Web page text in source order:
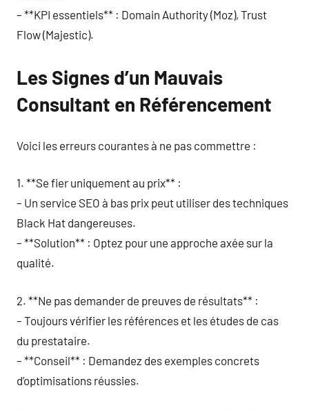
– **KPI essentiels** : Domain Authority (Moz), Trust
Flow (Majestic).
Les Signes d’un Mauvais
Consultant en Référencement
Voici les erreurs courantes à ne pas commettre :
1. **Se fier uniquement au prix** :
– Un service SEO à bas prix peut utiliser des techniques
Black Hat dangereuses.
– **Solution** : Optez pour une approche axée sur la
qualité.
2. **Ne pas demander de preuves de résultats** :
– Toujours vérifier les références et les études de cas
du prestataire.
– **Conseil** : Demandez des exemples concrets
d’optimisations réussies.